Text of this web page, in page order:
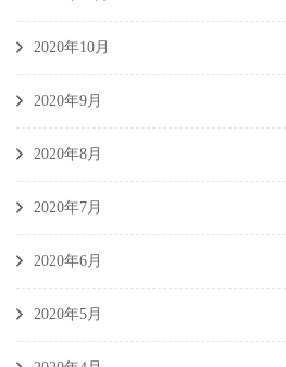
2020年10月
2020年9月
2020年8月
2020年7月
2020年6月
2020年5月